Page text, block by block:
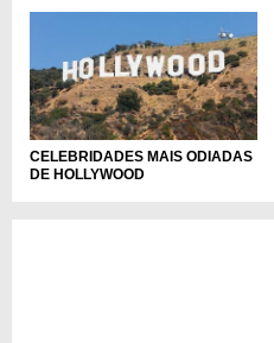
CELEBRIDADES MAIS ODIADAS
DE HOLLYWOOD